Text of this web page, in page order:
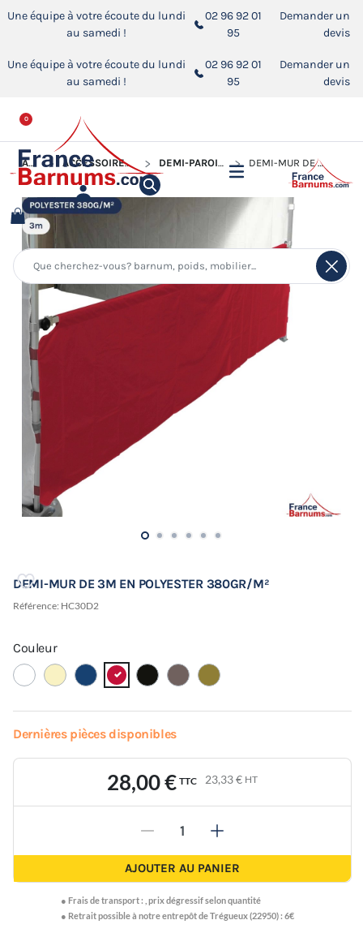
Une équipe à votre écoute du lundi
au samedi !
02 96 92 01
95
Demander un
devis
Une équipe à votre écoute du lundi
au samedi !
02 96 92 01
95
Demander un
devis
0
ACCUEIL ACCESSOIRES POUR BARNUMS PLIANTS DEMI-PAROIS POUR BARNUM PLIANT DEMI-MUR DE 3M EN POLYESTER 380GR/M²
DEMI-MUR DE 3M EN POLYESTER 380GR/M²
Référence: HC30D2
Couleur
Dernières pièces disponibles
28,00 € TTC 23,33 € HT
- +
AJOUTER AU PANIER
● Frais de transport : prix dégressif selon quantité
● Retrait possible à notre entrepôt de Trégueux (22950) : 6€